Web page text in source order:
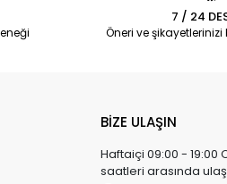
7 / 24
Öneri ve şikayetlerinizi
BİZE ULAŞIN
Haftaiçi 09:00 - 19:00
saatleri arasında